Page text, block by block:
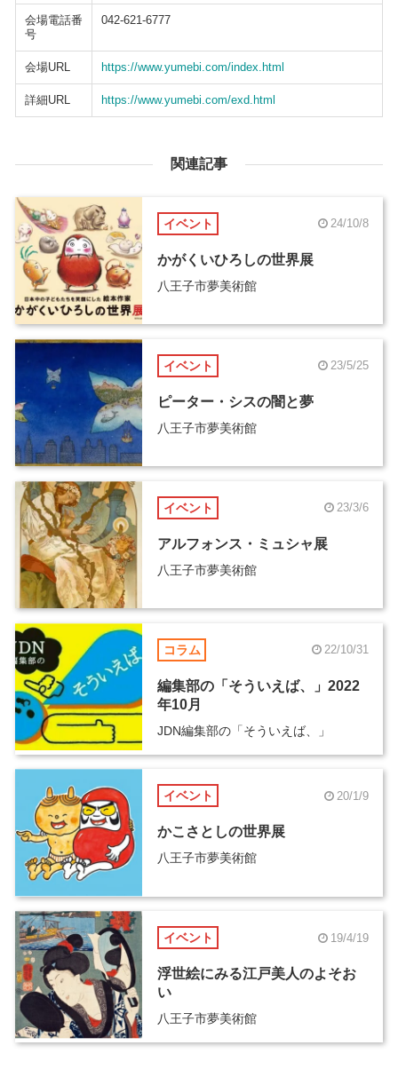
会場電話番
号
042-621-6777
会場URL https://www.yumebi.com/index.html
詳細URL https://www.yumebi.com/exd.html
関連記事
イベント 24/10/8
かがくいひろしの世界展
八王子市夢美術館
イベント 23/5/25
ピーター・シスの闇と夢
八王子市夢美術館
イベント 23/3/6
アルフォンス・ミュシャ展
八王子市夢美術館
コラム 22/10/31
編集部の「そういえば、」2022
年10月
JDN編集部の「そういえば、」
イベント 20/1/9
かこさとしの世界展
八王子市夢美術館
イベント 19/4/19
浮世絵にみる江戸美人のよそお
い
八王子市夢美術館